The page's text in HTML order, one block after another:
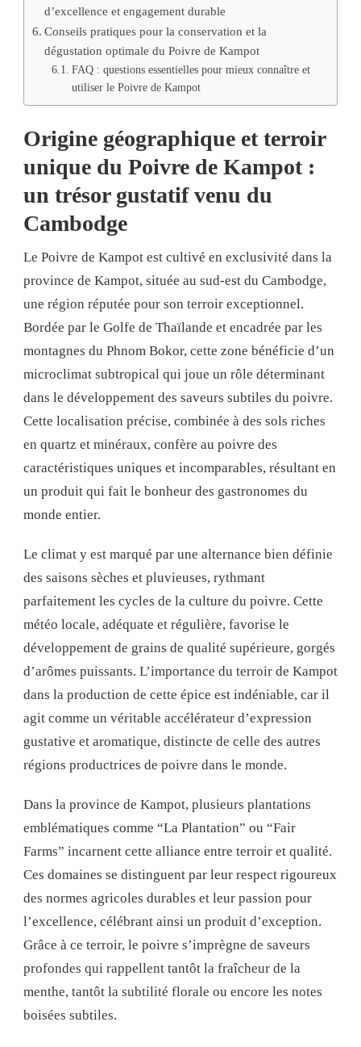
d’excellence et engagement durable
Conseils pratiques pour la conservation et la
dégustation optimale du Poivre de Kampot
FAQ : questions essentielles pour mieux connaître et
utiliser le Poivre de Kampot
Origine géographique et terroir
unique du Poivre de Kampot :
un trésor gustatif venu du
Cambodge
Le Poivre de Kampot est cultivé en exclusivité dans la
province de Kampot, située au sud-est du Cambodge,
une région réputée pour son terroir exceptionnel.
Bordée par le Golfe de Thaïlande et encadrée par les
montagnes du Phnom Bokor, cette zone bénéficie d’un
microclimat subtropical qui joue un rôle déterminant
dans le développement des saveurs subtiles du poivre.
Cette localisation précise, combinée à des sols riches
en quartz et minéraux, confère au poivre des
caractéristiques uniques et incomparables, résultant en
un produit qui fait le bonheur des gastronomes du
monde entier.
Le climat y est marqué par une alternance bien définie
des saisons sèches et pluvieuses, rythmant
parfaitement les cycles de la culture du poivre. Cette
météo locale, adéquate et régulière, favorise le
développement de grains de qualité supérieure, gorgés
d’arômes puissants. L’importance du terroir de Kampot
dans la production de cette épice est indéniable, car il
agit comme un véritable accélérateur d’expression
gustative et aromatique, distincte de celle des autres
régions productrices de poivre dans le monde.
Dans la province de Kampot, plusieurs plantations
emblématiques comme “La Plantation” ou “Fair
Farms” incarnent cette alliance entre terroir et qualité.
Ces domaines se distinguent par leur respect rigoureux
des normes agricoles durables et leur passion pour
l’excellence, célébrant ainsi un produit d’exception.
Grâce à ce terroir, le poivre s’imprègne de saveurs
profondes qui rappellent tantôt la fraîcheur de la
menthe, tantôt la subtilité florale ou encore les notes
boisées subtiles.